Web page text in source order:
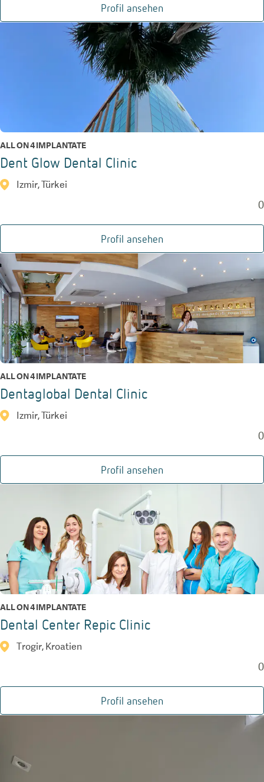
Profil ansehen
ALL ON 4 IMPLANTATE
Dent Glow Dental Clinic
Izmir, Türkei
0
Profil ansehen
ALL ON 4 IMPLANTATE
Dentaglobal Dental Clinic
Izmir, Türkei
0
Profil ansehen
ALL ON 4 IMPLANTATE
Dental Center Repic Clinic
Trogir, Kroatien
0
Profil ansehen